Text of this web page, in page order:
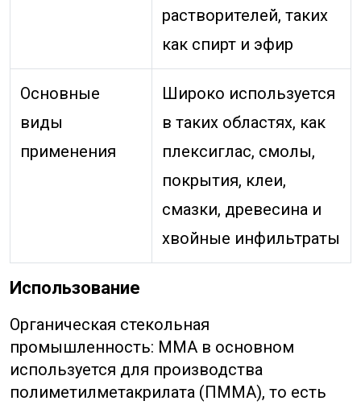
растворителей, таких
как спирт и эфир
Основные
виды
применения
Широко используется
в таких областях, как
плексиглас, смолы,
покрытия, клеи,
смазки, древесина и
хвойные инфильтраты
Использование
Органическая стекольная
промышленность: ММА в основном
используется для производства
полиметилметакрилата (ПММА), то есть